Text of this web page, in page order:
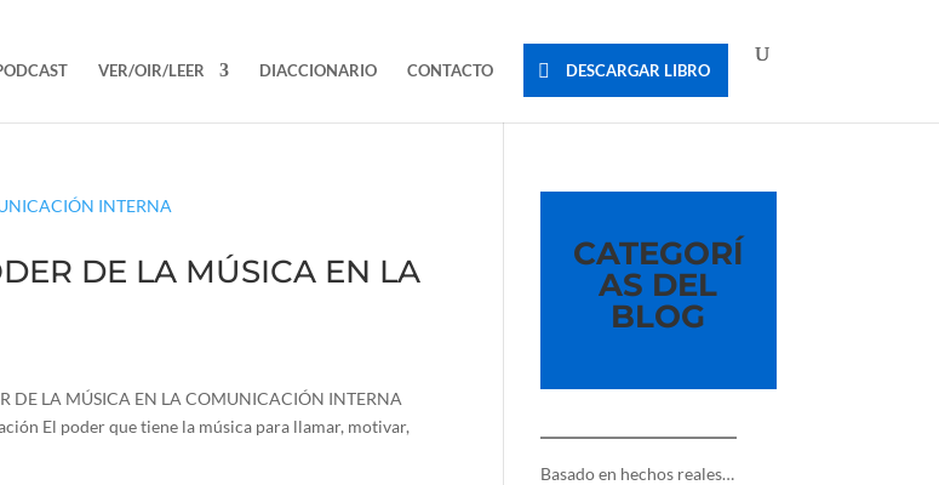
VER/OIR/LEER DIACCIONARIO CONTACTO DESCARGAR LIBRO
DE LA MÚSICA EN LA
DE LA MÚSICA EN LA COMUNICACIÓN INTERNA
El poder que tiene la música para llamar, motivar,
CATEGORÍ
AS DEL
BLOG
—————————
Basado en hechos reales…